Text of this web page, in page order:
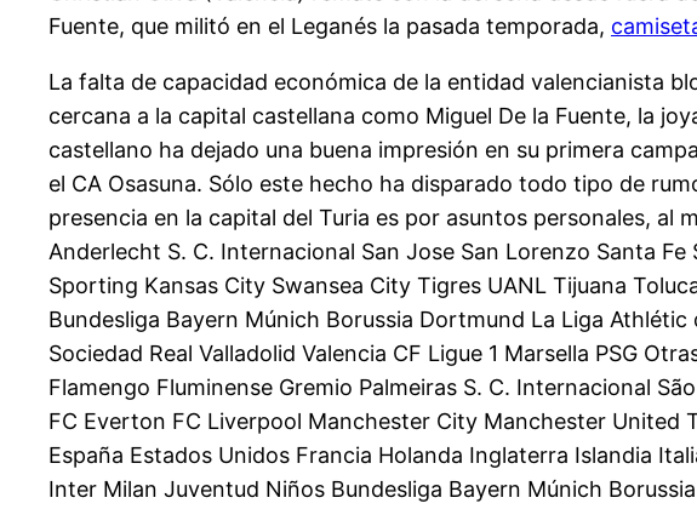
Fuente, que militó en el Leganés la pasada temporada,
La falta de capacidad económica de la entidad valencianista
cercana a la capital castellana como Miguel De la Fuente, la
castellano ha dejado una buena impresión en su primera
el CA Osasuna. Sólo este hecho ha disparado todo tipo de
presencia en la capital del Turia es por asuntos personales, al
Anderlecht S. C. Internacional San Jose San Lorenzo Santa
Sporting Kansas City Swansea City Tigres UANL Tijuana
Bundesliga Bayern Múnich Borussia Dortmund La Liga
Sociedad Real Valladolid Valencia CF Ligue 1 Marsella PSG
Flamengo Fluminense Gremio Palmeiras S. C. Internacional
FC Everton FC Liverpool Manchester City Manchester United
España Estados Unidos Francia Holanda Inglaterra Islandia
Inter Milan Juventud Niños Bundesliga Bayern Múnich